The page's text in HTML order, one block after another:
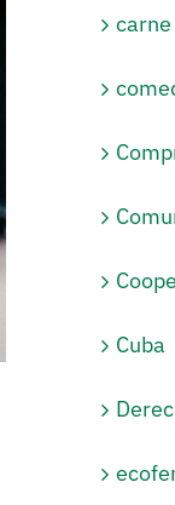
carne
Cuba